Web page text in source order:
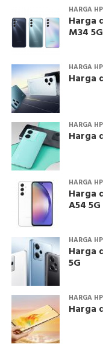
HARGA HP
Harga
M34 5G
HARGA HP
Harga
HARGA HP
Harga
HARGA HP
Harga
A54 5G
HARGA HP
Harga
5G
HARGA HP
Harga